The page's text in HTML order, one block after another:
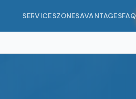
SERVICESZONESAVANTAGESFAQ